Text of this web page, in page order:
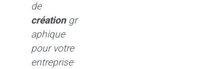
de
créationgr
aphique
pour votre
entreprise